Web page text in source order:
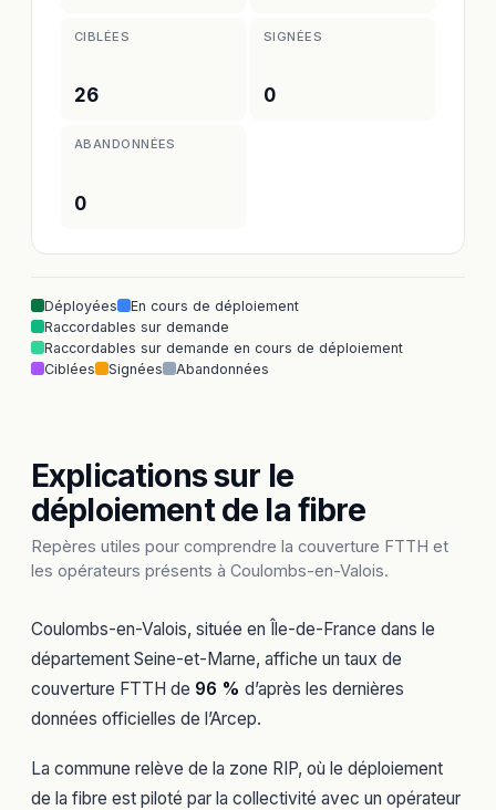
CIBLÉES
26
SIGNÉES
0
ABANDONNÉES
0
Déployées
En cours de déploiement
Raccordables sur demande
Raccordables sur demande en cours de déploiement
Ciblées
Signées Abandonnées
Explications sur le
déploiement de la fibre
Repères utiles pour comprendre la couverture FTTH et
les opérateurs présents à Coulombs-en-Valois.
Coulombs-en-Valois, située en Île-de-France dans le
département Seine-et-Marne, affiche un taux de
couverture FTTH de 96 % d’après les dernières
données officielles de l’Arcep.
La commune relève de la zone RIP, où le déploiement
de la fibre est piloté par la collectivité avec un opérateur